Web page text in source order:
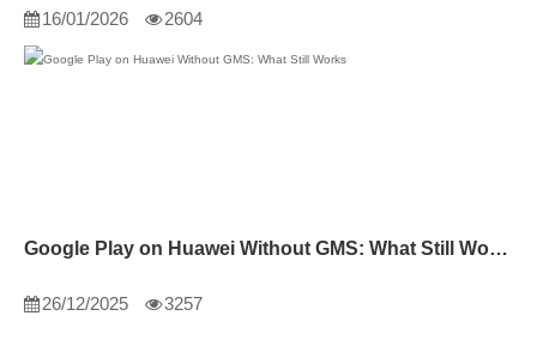
16/01/2026 2604
Google Play on Huawei Without GMS: What Still Works
26/12/2025 3257